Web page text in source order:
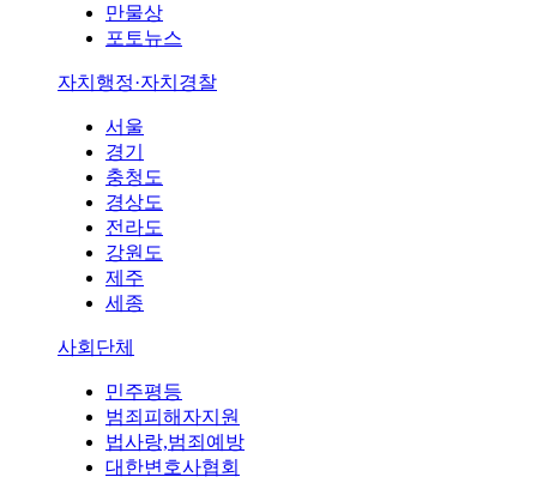
만물상
포토뉴스
자치행정·자치경찰
서울
경기
충청도
경상도
전라도
강원도
제주
세종
사회단체
민주평등
범죄피해자지원
법사랑,범죄예방
대한변호사협회